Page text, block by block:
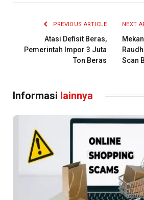
PREVIOUS ARTICLE
Atasi Defisit Beras,
Pemerintah Impor 3 Juta
Ton Beras
NEXT
Scan
Informasi lainnya